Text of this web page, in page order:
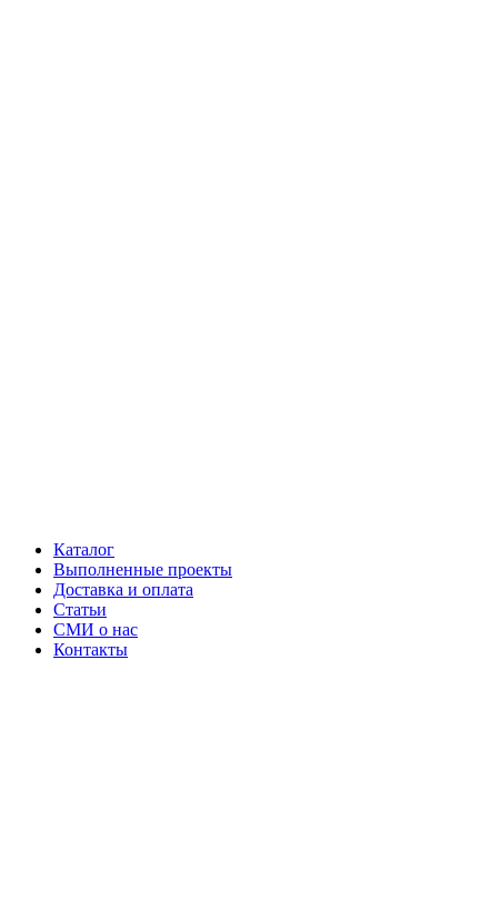
Каталог
Выполненные проекты
Доставка и оплата
Статьи
СМИ о нас
Контакты